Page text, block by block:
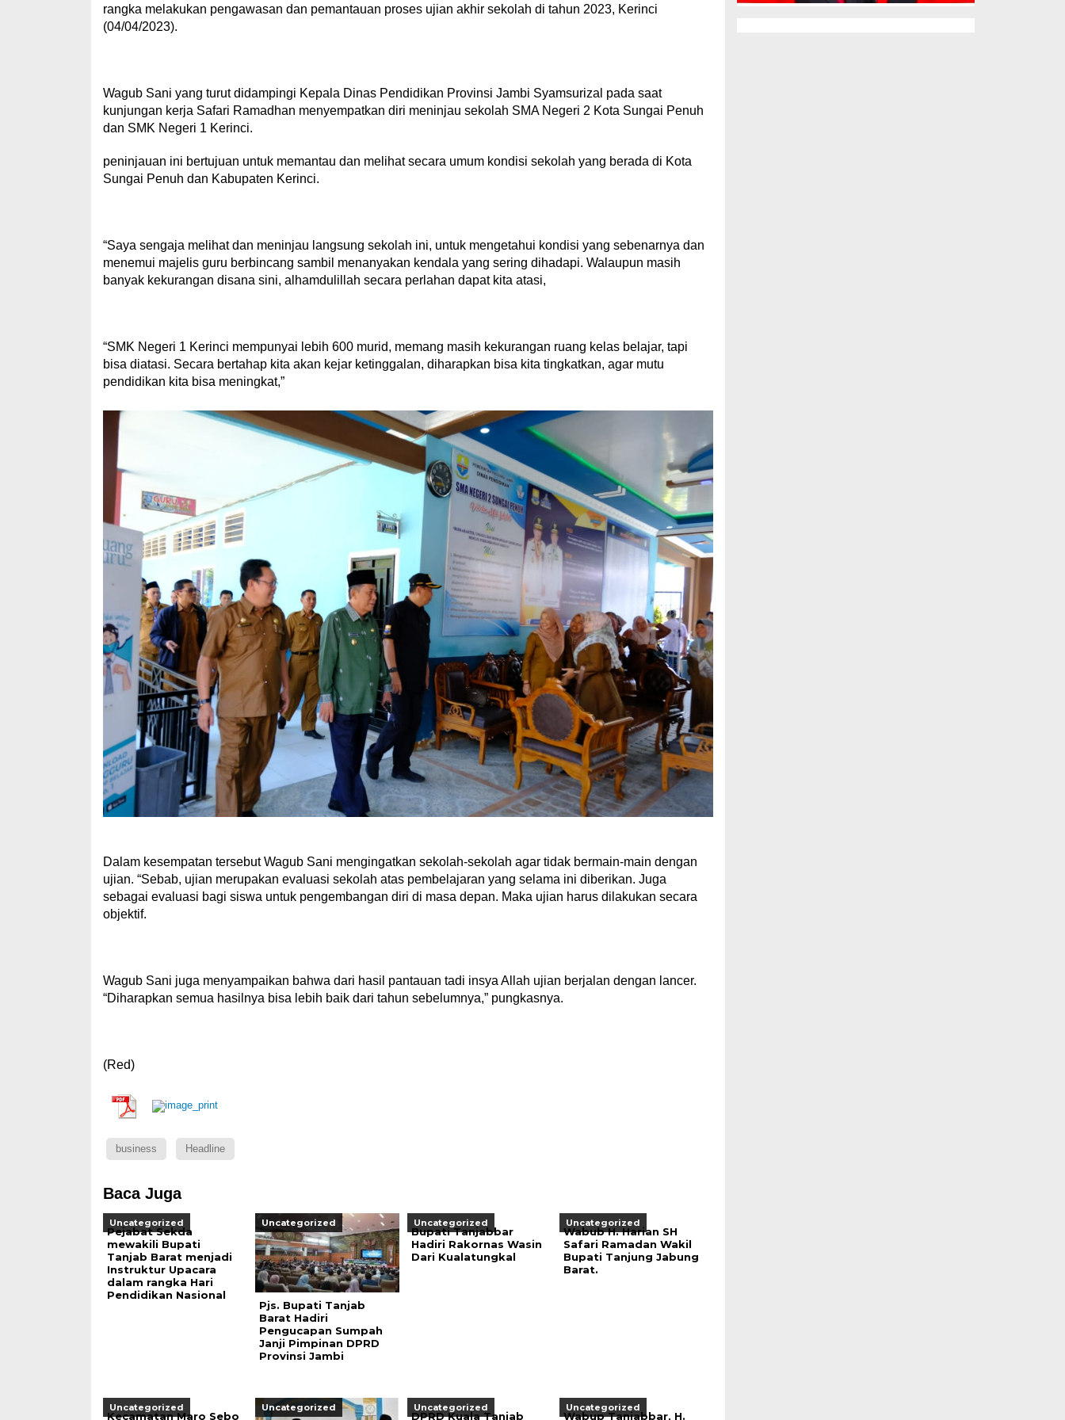
rangka melakukan pengawasan dan pemantauan proses ujian akhir sekolah di tahun 2023, Kerinci
(04/04/2023).
Wagub Sani yang turut didampingi Kepala Dinas Pendidikan Provinsi Jambi Syamsurizal pada saat
kunjungan kerja Safari Ramadhan menyempatkan diri meninjau sekolah SMA Negeri 2 Kota Sungai Penuh
dan SMK Negeri 1 Kerinci.
peninjauan ini bertujuan untuk memantau dan melihat secara umum kondisi sekolah yang berada di Kota
Sungai Penuh dan Kabupaten Kerinci.
“Saya sengaja melihat dan meninjau langsung sekolah ini, untuk mengetahui kondisi yang sebenarnya dan
menemui majelis guru berbincang sambil menanyakan kendala yang sering dihadapi. Walaupun masih
banyak kekurangan disana sini, alhamdulillah secara perlahan dapat kita atasi,
“SMK Negeri 1 Kerinci mempunyai lebih 600 murid, memang masih kekurangan ruang kelas belajar, tapi
bisa diatasi. Secara bertahap kita akan kejar ketinggalan, diharapkan bisa kita tingkatkan, agar mutu
pendidikan kita bisa meningkat,”
Dalam kesempatan tersebut Wagub Sani mengingatkan sekolah-sekolah agar tidak bermain-main dengan
ujian. “Sebab, ujian merupakan evaluasi sekolah atas pembelajaran yang selama ini diberikan. Juga
sebagai evaluasi bagi siswa untuk pengembangan diri di masa depan. Maka ujian harus dilakukan secara
objektif.
Wagub Sani juga menyampaikan bahwa dari hasil pantauan tadi insya Allah ujian berjalan dengan lancer.
“Diharapkan semua hasilnya bisa lebih baik dari tahun sebelumnya,” pungkasnya.
(Red)
business Headline
Baca Juga
Uncategorized
Pejabat Sekda
mewakili Bupati
Tanjab Barat menjadi
Instruktur Upacara
dalam rangka Hari
Pendidikan Nasional
Uncategorized
Pjs. Bupati Tanjab
Barat Hadiri
Pengucapan Sumpah
Janji Pimpinan DPRD
Provinsi Jambi
Uncategorized
Bupati Tanjabbar
Hadiri Rakornas Wasin
Dari Kualatungkal
Uncategorized
Wabub H. Harian SH
Safari Ramadan Wakil
Bupati Tanjung Jabung
Barat.
Uncategorized
Kecamatan Maro Sebo
Uncategorized Uncategorized
DPRD Kuala Tanjab
Uncategorized
Wabup Tanjabbar, H.